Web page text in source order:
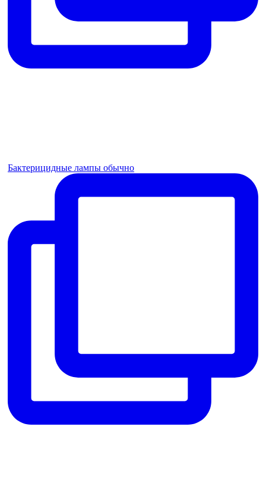
Бактерицидные лампы обычно